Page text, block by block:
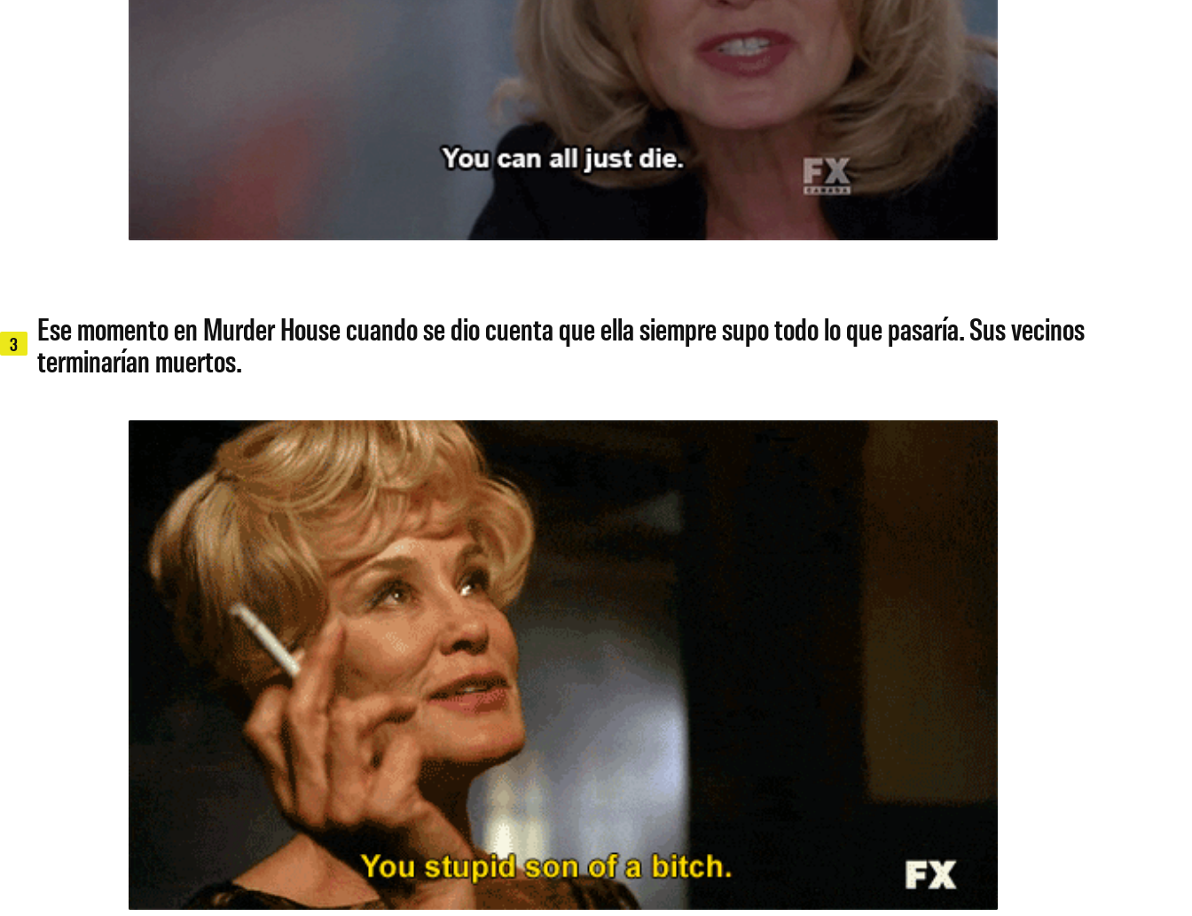
3
Ese momento en Murder House cuando se dio cuenta que ella siempre supo todo lo que pasaría. Sus vecinos
terminarían muertos.